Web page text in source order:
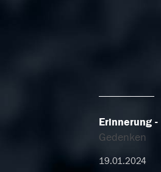
Erinnerung
Gedenken
19.01.2024